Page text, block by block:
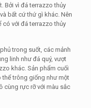
Bởi vì đá terrazzo thủy
bất cứ thứ gì khác. Nên
có với đá terrazzo thủy
trong suốt, các mảnh
linh như đá quý, vượt
khác. Sản phẩm cuối
thể trông giống như một
cùng rực rỡ với màu sắc